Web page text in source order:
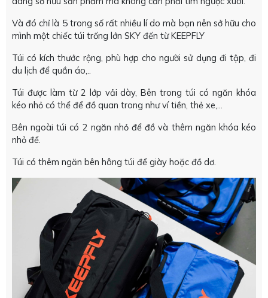
Và đó chỉ là 5 trong số rất nhiều lí do mà bạn nên sở hữu cho
mình một chiếc túi trống lớn SKY đến từ KEEPFLY
Túi có kích thước rộng, phù hợp cho người sử dụng đi tập, đi
du lịch để quần áo,..
Túi được làm từ 2 lớp vải dày, Bên trong túi có ngăn khóa
kéo nhỏ có thể để đồ quan trong như ví tiền, thẻ xe,...
Bên ngoài túi có 2 ngăn nhỏ để đồ và thêm ngăn khóa kéo
nhỏ để.
Túi có thêm ngăn bên hông túi để giày hoặc đồ dơ.